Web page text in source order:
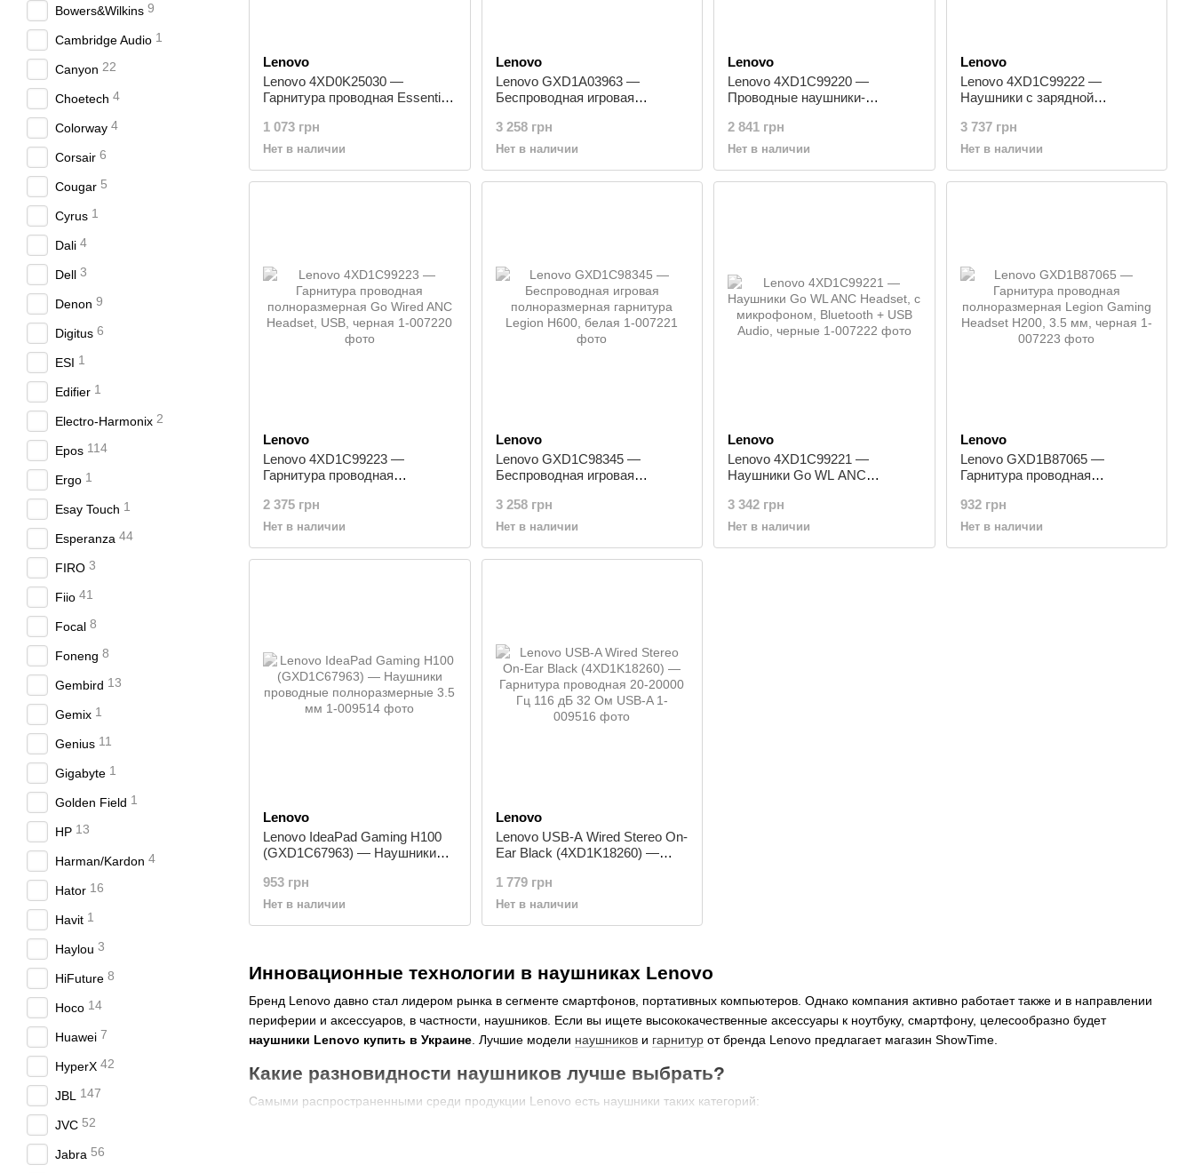
Инновационные технологии в наушниках Lenovo
Бренд Lenovo давно стал лидером рынка в сегменте смартфонов, портативных компьютеров. Однако компания активно работает также и в направлении
периферии и аксессуаров, в частности, наушников. Если вы ищете высококачественные аксессуары к ноутбуку, смартфону, целесообразно будет
наушники Lenovo купить в Украине . Лучшие модели наушников и гарнитур от бренда Lenovo предлагает магазин ShowTime.
Какие разновидности наушников лучше выбрать?
Самыми распространенными среди продукции Lenovo есть наушники таких категорий:
Lenovo
Lenovo 4XD0K25030 —
Гарнитура проводная Essential
1 073 грн
Нет в наличии
Lenovo
Lenovo GXD1A03963 —
Беспроводная игровая
Legion H600, черная
3 258 грн
Нет в наличии
Lenovo
Lenovo 4XD1C99220 —
Проводные наушники-
earphone, с микрофоном, USB
Type-C, черные
2 841 грн
Нет в наличии
Lenovo
Lenovo 4XD1C99222 —
Наушники с зарядной
Stand, с микрофоном, Bluetooth
+ USB Audio, черные
3 737 грн
Нет в наличии
Lenovo
Lenovo 4XD1C99223 —
Гарнитура проводная
Headset, USB, черная
2 375 грн
Нет в наличии
Lenovo
Lenovo GXD1C98345 —
Беспроводная игровая
Legion H600, белая
3 258 грн
Нет в наличии
Lenovo
Lenovo 4XD1C99221 —
Наушники Go WL ANC
Bluetooth + USB Audio, черные
3 342 грн
Нет в наличии
Lenovo
Lenovo GXD1B87065 —
Гарнитура проводная
Headset H200, 3.5 мм, черная
932 грн
Нет в наличии
Lenovo
Lenovo IdeaPad Gaming H100
(GXD1C67963) — Наушники
3.5 мм
953 грн
Нет в наличии
Lenovo
Lenovo USB-A Wired Stereo On-
Ear Black (4XD1K18260) —
Гц 116 дБ 32 Ом USB-A
1 779 грн
Нет в наличии
Bowers&Wilkins 9
Cambridge Audio 1
Canyon 22
Choetech 4
Colorway 4
Corsair 6
Cougar 5
Cyrus 1
Dali 4
Dell 3
Denon 9
Digitus 6
ESI 1
Edifier 1
Electro-Harmonix 2
Epos 114
Ergo 1
Esay Touch 1
Esperanza 44
FIRO 3
Fiio 41
Focal 8
Foneng 8
Gembird 13
Gemix 1
Genius 11
Gigabyte 1
Golden Field 1
HP 13
Harman/Kardon 4
Hator 16
Havit 1
Haylou 3
HiFuture 8
Hoco 14
Huawei 7
HyperX 42
JBL 147
JVC 52
Jabra 56